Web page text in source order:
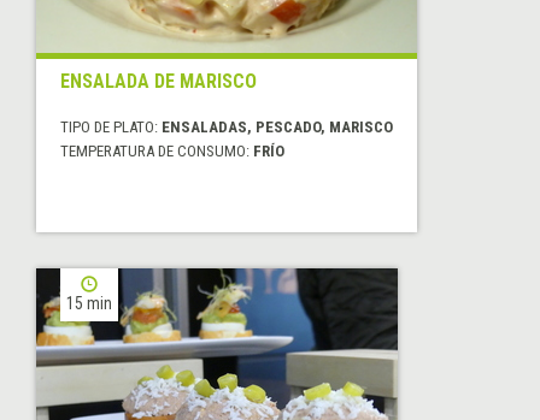
ENSALADA DE MARISCO
TIPO DE PLATO: ENSALADAS, PESCADO, MARISCO
TEMPERATURA DE CONSUMO: FRÍO
15 min